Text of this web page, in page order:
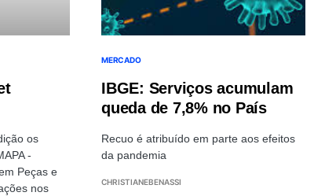
os
-
Peças e
nos
MERCADO
IBGE: Serviços acumulam
queda de 7,8% no País
Recuo é atribuído em parte aos efeitos
da pandemia
CHRISTIANEBENASSI